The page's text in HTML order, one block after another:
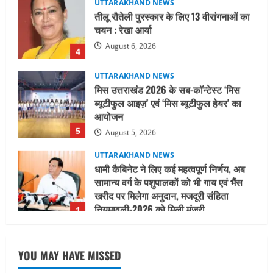
4
तीलू रौतेली पुरस्कार के लिए 13 वीरांगनाओं का
चयन : रेखा आर्या
5
मिस उत्तराखंड 2026 के सब-कॉन्टेस्ट ‘मिस
ब्यूटीफुल आइज़’ एवं ‘मिस ब्यूटीफुल हेयर’ का
आयोजन
1
धामी कैबिनेट ने लिए कई महत्वपूर्ण निर्णय, अब
सामान्य वर्ग के पशुपालकों को भी गाय एवं भैंस
खरीद पर मिलेगा अनुदान, मजदूरी संहिता
नियमावली-2026 को मिली मंजूरी
नाबार्ड ने राष्ट्रीय हथकरघा दिवस के अवसर पर
मुंबई में तीन दिवसीय प्रदर्शनी का आयोजन किया
YOU MAY HAVE MISSED